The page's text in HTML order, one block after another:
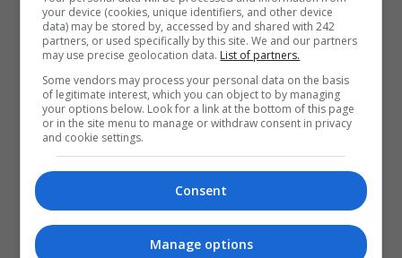
your device (cookies, unique identifiers, and other device
data) may be stored by, accessed by and shared with 242
partners, or used specifically by this site. We and our partners
may use precise geolocation data. List of partners.
Some vendors may process your personal data on the basis
of legitimate interest, which you can object to by managing
your options below. Look for a link at the bottom of this page
or in the site menu to manage or withdraw consent in privacy
and cookie settings.
Consent
Manage options